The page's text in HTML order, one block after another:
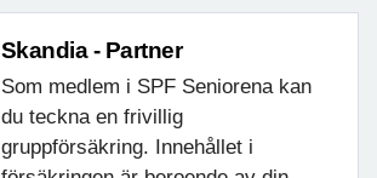
Skandia - Partner
Som medlem i SPF Seniorena kan
du teckna en frivillig
gruppförsäkring. Innehållet i